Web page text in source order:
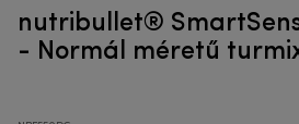
nutribullet®
- Normál méretű